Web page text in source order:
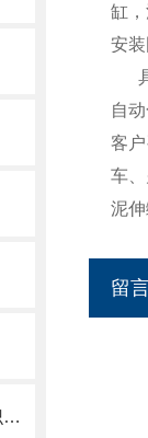
关于耐高温风琴防护罩的保养小常识介绍
缸
安
自
客
车
泥
留